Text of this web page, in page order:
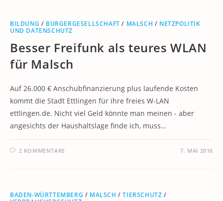
BILDUNG / BÜRGERGESELLSCHAFT / MALSCH / NETZPOLITIK
UND DATENSCHUTZ
Besser Freifunk als teures WLAN
für Malsch
Auf 26.000 € Anschubfinanzierung plus laufende Kosten
kommt die Stadt Ettlingen für ihre freies W-LAN
ettlingen.de. Nicht viel Geld könnte man meinen - aber
angesichts der Haushaltslage finde ich, muss…
2 KOMMENTARE 7. MAI 2016
BADEN-WÜRTTEMBERG / MALSCH /TIERSCHUTZ /